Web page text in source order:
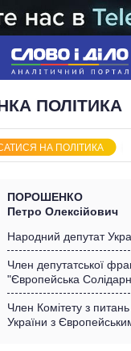
НОВИНИ
СВІТ
ОБIЦЯНКИ
І ОФІС
МІНІСТРІВ
ОБЛАДМІНІСТРАЦІЙ
ІНФОГРАФІКА
ВІДЕО
ПІДТРИМАТИ
ПОРІВНЯННЯ
ПОЛІТИКА
НА ПОЛІТИКА
ПОРОШЕНКО
Петро Олексійович
Народний депутат
Член депутатської
"Європейська
Член Комітету з питань
України з